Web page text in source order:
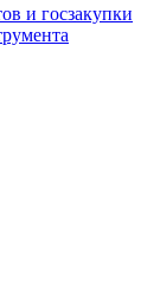
и госзакупки